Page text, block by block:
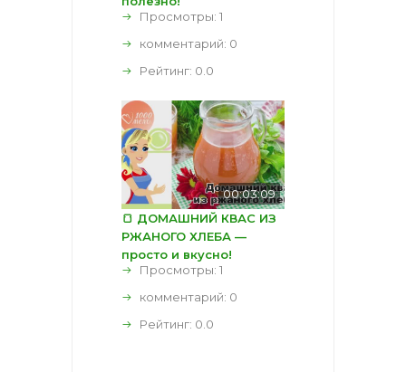
Просмотры: 1
комментарий: 0
Рейтинг: 0.0
00:03:09
🍞 ДОМАШНИЙ КВАС ИЗ
РЖАНОГО ХЛЕБА —
просто и вкусно!
Просмотры: 1
комментарий: 0
Рейтинг: 0.0